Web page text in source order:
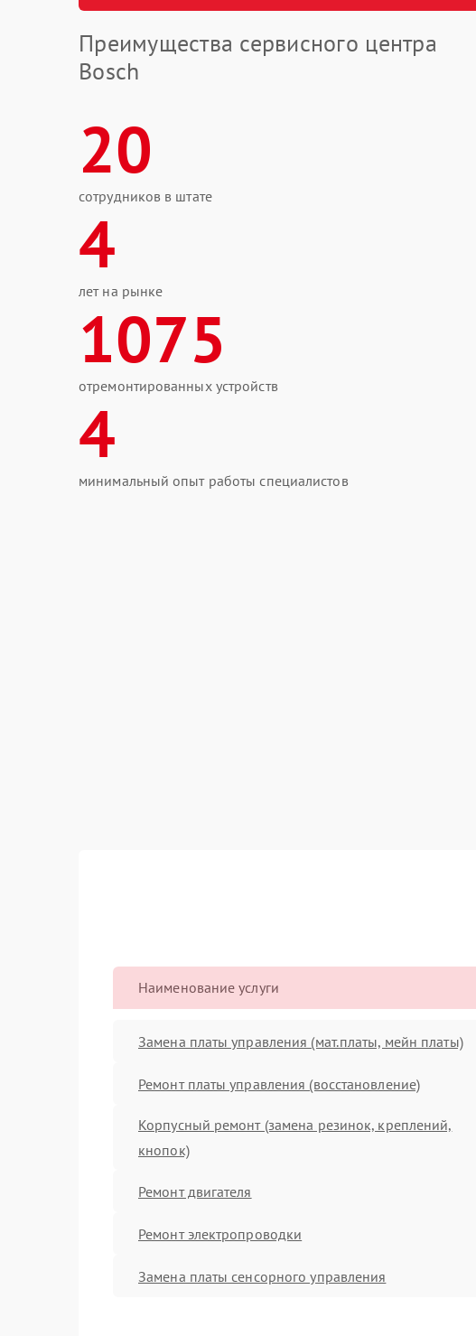
Преимущества сервисного центра
Bosch
20
сотрудников в штате
4
лет на рынке
1075
отремонтированных устройств
4
минимальный опыт работы специалистов
Наименование услуги
Замена платы управления (мат.платы, мейн платы)
Ремонт платы управления (восстановление)
Корпусный ремонт (замена резинок, креплений,
кнопок)
Ремонт двигателя
Ремонт электропроводки
Замена платы сенсорного управления